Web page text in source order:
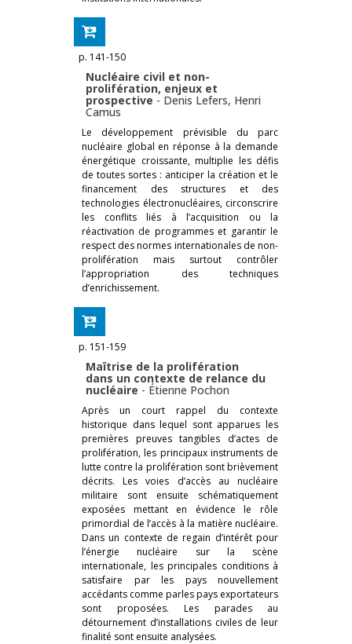
p. 141-150
Nucléaire civil et non-
prolifération, enjeux et
prospective - Denis Lefers, Henri
Camus
Le développement prévisible du parc
nucléaire global en réponse à la demande
énergétique croissante, multiplie les défis
de toutes sortes : anticiper la création et le
financement des structures et des
technologies électronucléaires, circonscrire
les conflits liés à l’acquisition ou la
réactivation de programmes et garantir le
respect des normes internationales de non-
prolifération mais surtout contrôler
l’appropriation des techniques
d’enrichissement.
p. 151-159
Maîtrise de la prolifération
dans un contexte de relance du
nucléaire - Étienne Pochon
Après un court rappel du contexte
historique dans lequel sont apparues les
premières preuves tangibles d’actes de
prolifération, les principaux instruments de
lutte contre la prolifération sont brièvement
décrits. Les voies d’accès au nucléaire
militaire sont ensuite schématiquement
exposées mettant en évidence le rôle
primordial de l’accès à la matière nucléaire.
Dans un contexte de regain d’intérêt pour
l’énergie nucléaire sur la scène
internationale, les principales conditions à
satisfaire par les pays nouvellement
accédants comme parles pays exportateurs
sont proposées. Les parades au
détournement d’installations civiles de leur
finalité sont ensuite analysées.